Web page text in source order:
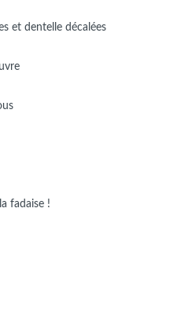
et dentelle décalées
fadaise !